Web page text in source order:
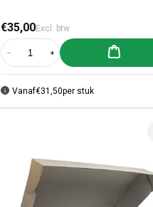
Normale prijs
€35,00Excl. btw
Aantal verlagen voor 25x
Aantal verhogen voor
Aan
Vanaf€31,50per stuk